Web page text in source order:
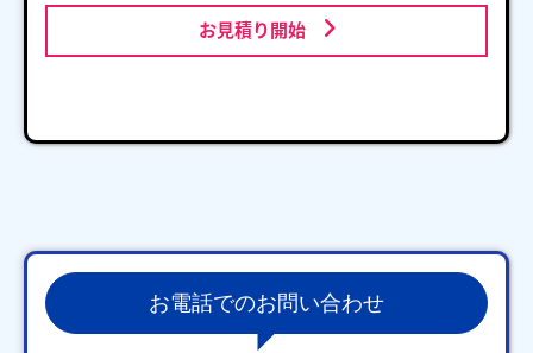
お見積り開始
お電話でのお問い合わせ